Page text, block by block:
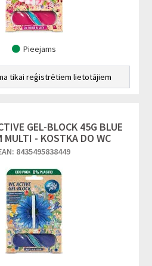
Pieejams
tikai reģistrētiem lietotājiem
GEL-BLOCK 45G BLUE
MULTI - KOSTKA DO WC
8435495838449